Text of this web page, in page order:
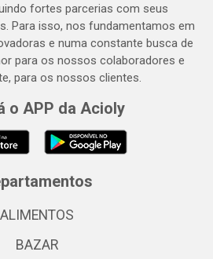
fortes parcerias com seus
Para isso, nos fundamentamos em
e numa constante busca de
para os nossos colaboradores e
para os nossos clientes.
o APP da Acioly
ALIMENTOS
BAZAR